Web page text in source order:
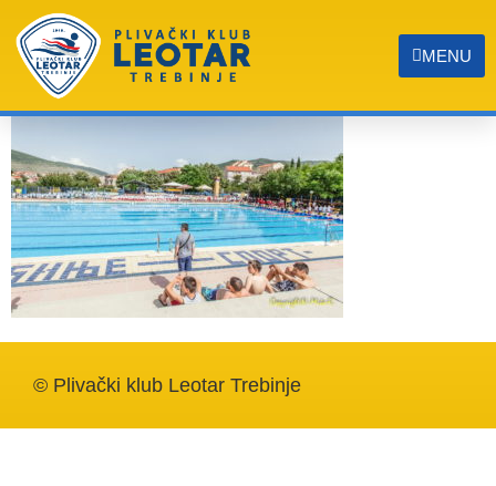
MENU
IMG_5371
© Plivački klub Leotar Trebinje